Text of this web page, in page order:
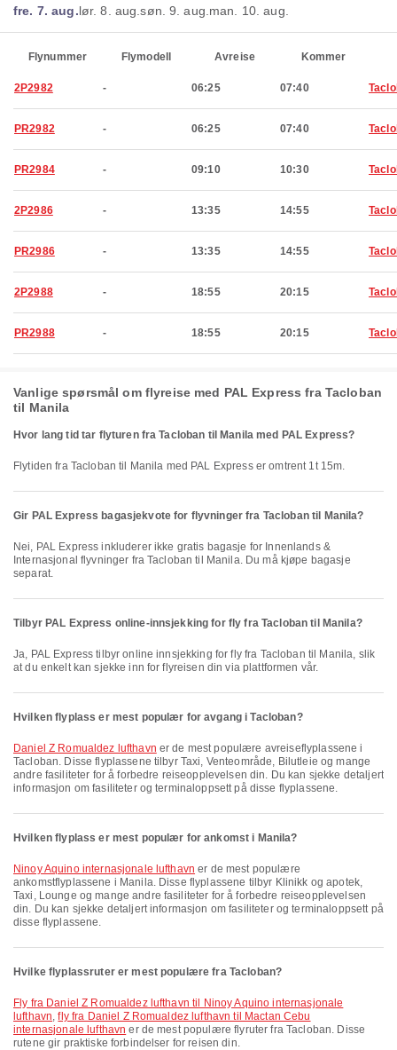
fre. 7. aug.lør. 8. aug.søn. 9. aug. man. 10. aug.
Flynummer Flymodell Avreise Kommer
2P2982 - 06:25 07:40
PR2982 - 06:25 07:40
PR2984 - 09:10 10:30
2P2986 - 13:35 14:55
PR2986 - 13:35 14:55
2P2988 - 18:55 20:15
PR2988 - 18:55 20:15
Vanlige spørsmål om flyreise med PAL Express fra Tacloban
til Manila
Hvor lang tid tar flyturen fra Tacloban til Manila med PAL Express?
Flytiden fra Tacloban til Manila med PAL Express er omtrent 1t 15m.
Gir PAL Express bagasjekvote for flyvninger fra Tacloban til Manila?
Nei, PAL Express inkluderer ikke gratis bagasje for Innenlands &
Internasjonal flyvninger fra Tacloban til Manila. Du må kjøpe bagasje
separat.
Tilbyr PAL Express online-innsjekking for fly fra Tacloban til Manila?
Ja, PAL Express tilbyr online innsjekking for fly fra Tacloban til Manila, slik
at du enkelt kan sjekke inn for flyreisen din via plattformen vår.
Hvilken flyplass er mest populær for avgang i Tacloban?
Daniel Z Romualdez lufthavn er de mest populære avreiseflyplassene i
Tacloban. Disse flyplassene tilbyr Taxi, Venteområde, Bilutleie og mange
andre fasiliteter for å forbedre reiseopplevelsen din. Du kan sjekke detaljert
informasjon om fasiliteter og terminaloppsett på disse flyplassene.
Hvilken flyplass er mest populær for ankomst i Manila?
Ninoy Aquino internasjonale lufthavn er de mest populære
ankomstflyplassene i Manila. Disse flyplassene tilbyr Klinikk og apotek,
Taxi, Lounge og mange andre fasiliteter for å forbedre reiseopplevelsen
din. Du kan sjekke detaljert informasjon om fasiliteter og terminaloppsett på
disse flyplassene.
Hvilke flyplassruter er mest populære fra Tacloban?
fly fra Daniel Z Romualdez lufthavn til Ninoy Aquino internasjonale
lufthavn,fly fra Daniel Z Romualdez lufthavn til Mactan Cebu
internasjonale lufthavn er de mest populære flyruter fra Tacloban. Disse
rutene gir praktiske forbindelser for reisen din.